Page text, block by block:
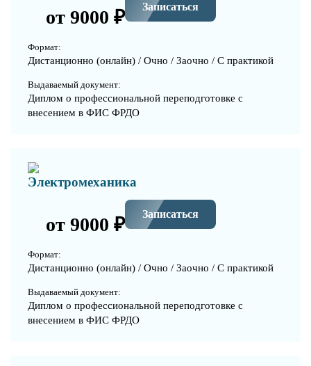
от 9000 ₽ Записаться
Формат:
Дистанционно (онлайн) / Очно / Заочно / С практикой
Выдаваемый документ:
Диплом о профессиональной переподготовке с
внесением в ФИС ФРДО
Электромеханика
от 9000 ₽ Записаться
Формат:
Дистанционно (онлайн) / Очно / Заочно / С практикой
Выдаваемый документ:
Диплом о профессиональной переподготовке с
внесением в ФИС ФРДО